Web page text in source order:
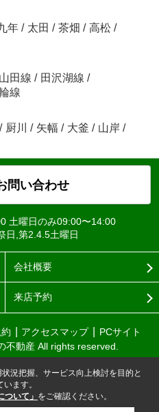
年 / 太田 / 茶畑 / 高松 /
山田線 / 田沢湖線 /
線
/ 厨川 / 矢幅 / 大釜 / 山岸 /
問い合わせ
土曜日のみ09:00〜14:00
日,第2.4.5土曜日
会社概要
来店予約
アクセスマップ
PCサイト
不動産 All rights reserved.
況把握、サービス向上検討を目的と
ます。
ついて」 をご確認ください。